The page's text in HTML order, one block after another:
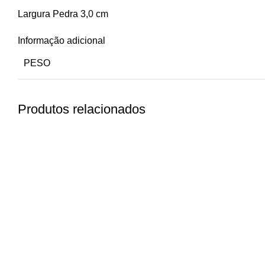
Largura Pedra 3,0 cm
Informação adicional
PESO
Produtos relacionados